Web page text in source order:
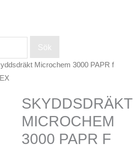
Sök
Microchem 3000 PAPR f
SKYDDSDRÄKT
MICROCHEM
3000 PAPR F